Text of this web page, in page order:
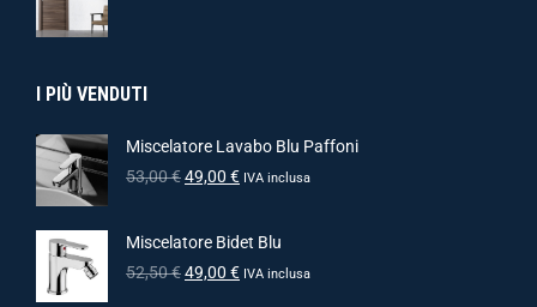
I PIÙ VENDUTI
Miscelatore Lavabo Blu Paffoni
53,00€49,00 € IVA inclusa
Miscelatore Bidet Blu
52,50€49,00 € IVA inclusa